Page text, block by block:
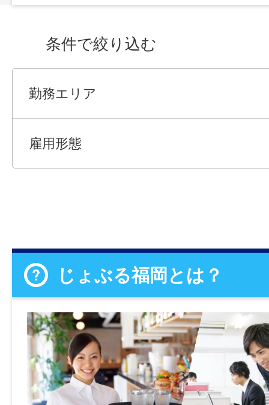
条件で絞り込む
勤務エリア
雇用形態
じょぶる福岡とは？